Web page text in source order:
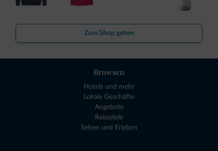
Zum Shop gehen
Browsen
Hotels und mehr
Lokale Geschäfte
Angebote
Reiseziele
Sehen und Erleben